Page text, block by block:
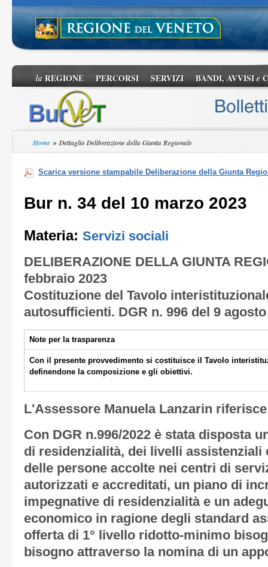
laREGIONE PERCORSI SERVIZI BANDI, AVVISIe
Home »Dettaglio Deliberazione della Giunta Regionale
Scarica versione stampabile Deliberazione della Giunta
Bur n. 34 del 10 marzo 2023
Materia: Servizi sociali
DELIBERAZIONE DELLA GIUNTA
febbraio 2023
Costituzione del Tavolo
autosufficienti. DGR n. 996 del 9 agosto
Note per la trasparenza
Con il presente provvedimento si costituisce il Tavolo
definendone la composizione e gli obiettivi.
L'Assessore Manuela Lanzarin
Con DGR n.996/2022 è stata disposta
di residenzialità, dei livelli assistenziali
delle persone accolte nei centri di
autorizzati e accreditati, un piano di
impegnative di residenzialità e un
economico in ragione degli standard
offerta di 1° livello ridotto-minimo
bisogno attraverso la nomina di un